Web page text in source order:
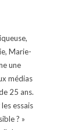
Marie-
une
médias
25 ans.
essais
? »